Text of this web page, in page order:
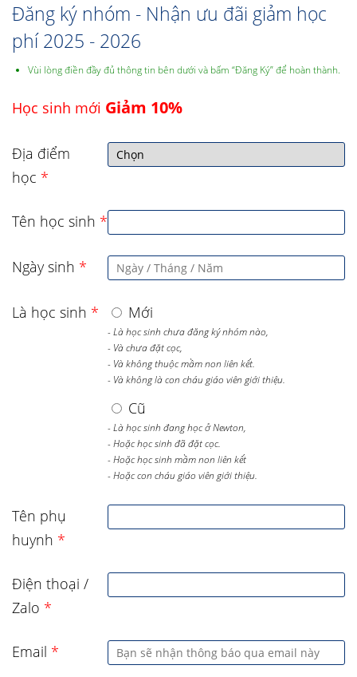
Đăng ký nhóm - Nhận ưu đãi giảm học
phí 2025 - 2026
Vùi lòng điền đầy đủ thông tin bên dưới và bấm “Đăng Ký” để hoàn thành.
Học sinh mới Giảm 10%
Địa điểm
học *
Tên học sinh *
Ngày sinh *
Là học sinh * Mới
- Là học sinh chưa đăng ký nhóm nào,
- Và chưa đặt cọc,
- Và không thuộc mầm non liên kết.
- Và không là con cháu giáo viên giới thiệu.
Cũ
- Là học sinh đang học ở Newton,
- Hoặc học sinh đã đặt cọc.
- Hoặc học sinh mầm non liên kết
- Hoặc con cháu giáo viên giới thiệu.
Tên phụ
huynh *
Điện thoại /
Zalo *
Email *